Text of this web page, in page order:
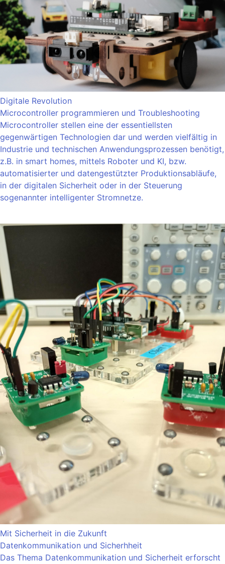
Digitale Revolution
Microcontroller programmieren und Troubleshooting
Microcontroller stellen eine der essentiellsten
gegenwärtigen Technologien dar und werden vielfältig in
Industrie und technischen Anwendungsprozessen benötigt,
z.B. in smart homes, mittels Roboter und KI, bzw.
automatisierter und datengestützter Produktionsabläufe,
in der digitalen Sicherheit oder in der Steuerung
sogenannter intelligenter Stromnetze.
Mit Sicherheit in die Zukunft
Datenkommunikation und Sicherhheit
Das Thema Datenkommunikation und Sicherheit erforscht